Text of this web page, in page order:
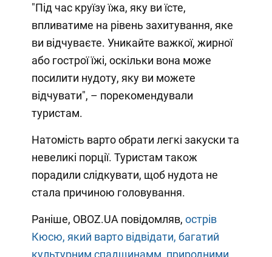
"Під час круїзу їжа, яку ви їсте,
впливатиме на рівень захитування, яке
ви відчуваєте. Уникайте важкої, жирної
або гострої їжі, оскільки вона може
посилити нудоту, яку ви можете
відчувати", – порекомендували
туристам.
Натомість варто обрати легкі закуски та
невеликі порції. Туристам також
порадили слідкувати, щоб нудота не
стала причиною головування.
Раніше, OBOZ.UA повідомляв, oстрів
Кюсю, який варто відвідати, багатий
культурним спадщинамм, природними